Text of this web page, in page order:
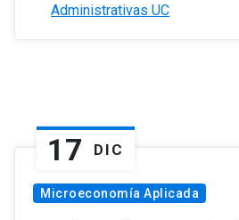
Administrativas UC
17 DIC
Microeconomía Aplicada